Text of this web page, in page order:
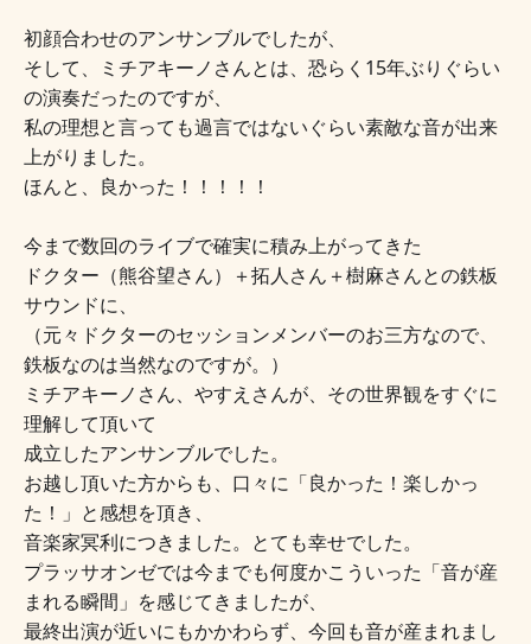
初顔合わせのアンサンブルでしたが、
そして、ミチアキーノさんとは、恐らく15年ぶりぐらい
の演奏だったのですが、
私の理想と言っても過言ではないぐらい素敵な音が出来
上がりました。
ほんと、良かった！！！！！
今まで数回のライブで確実に積み上がってきた
ドクター（熊谷望さん）＋拓人さん＋樹麻さんとの鉄板
サウンドに、
（元々ドクターのセッションメンバーのお三方なので、
鉄板なのは当然なのですが。）
ミチアキーノさん、やすえさんが、その世界観をすぐに
理解して頂いて
成立したアンサンブルでした。
お越し頂いた方からも、口々に「良かった！楽しかっ
た！」と感想を頂き、
音楽家冥利につきました。とても幸せでした。
プラッサオンゼでは今までも何度かこういった「音が産
まれる瞬間」を感じてきましたが、
最終出演が近いにもかかわらず、今回も音が産まれまし